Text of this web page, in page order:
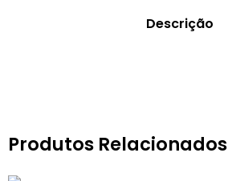
Descrição
Produtos Relacionados